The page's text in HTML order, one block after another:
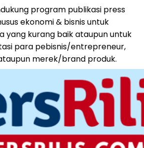
program publikasi press
ekonomi & bisnis untuk
yang kurang baik ataupun untuk
para pebisnis/entrepreneur,
merek/brand produk.